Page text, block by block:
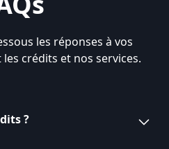
les réponses à vos
crédits et nos services.
?